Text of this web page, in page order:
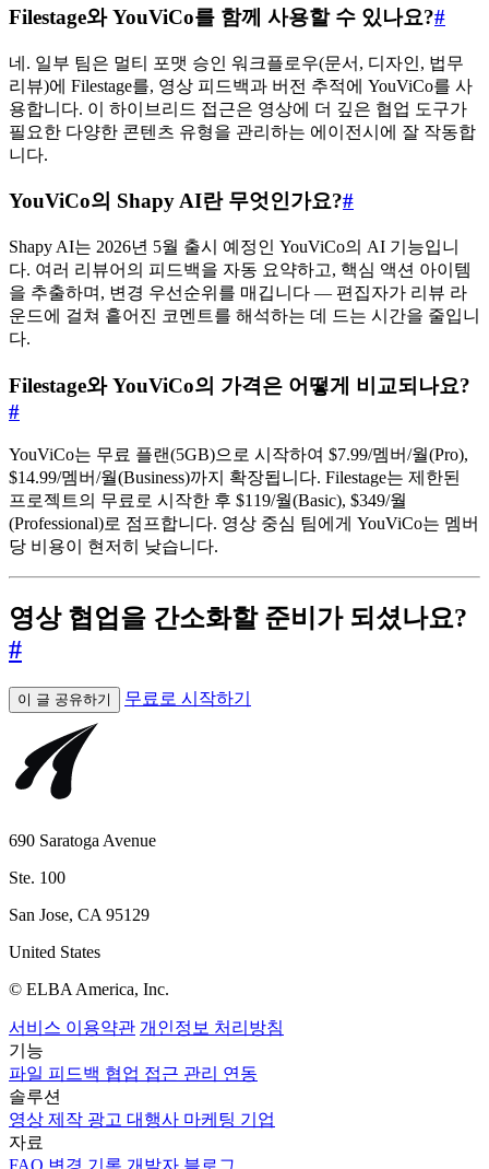
Filestage와 YouViCo를 함께 사용할 수 있나요?#
네. 일부 팀은 멀티 포맷 승인 워크플로우(문서, 디자인, 법무
리뷰)에 Filestage를, 영상 피드백과 버전 추적에 YouViCo를 사
용합니다. 이 하이브리드 접근은 영상에 더 깊은 협업 도구가
필요한 다양한 콘텐츠 유형을 관리하는 에이전시에 잘 작동합
니다.
YouViCo의 Shapy AI란 무엇인가요?#
Shapy AI는 2026년 5월 출시 예정인 YouViCo의 AI 기능입니
다. 여러 리뷰어의 피드백을 자동 요약하고, 핵심 액션 아이템
을 추출하며, 변경 우선순위를 매깁니다 — 편집자가 리뷰 라
운드에 걸쳐 흩어진 코멘트를 해석하는 데 드는 시간을 줄입니
다.
Filestage와 YouViCo의 가격은 어떻게 비교되나요?
#
YouViCo는 무료 플랜(5GB)으로 시작하여 $7.99/멤버/월(Pro),
$14.99/멤버/월(Business)까지 확장됩니다. Filestage는 제한된
프로젝트의 무료로 시작한 후 $119/월(Basic), $349/월
(Professional)로 점프합니다. 영상 중심 팀에게 YouViCo는 멤버
당 비용이 현저히 낮습니다.
영상 협업을 간소화할 준비가 되셨나요?
#
이 글 공유하기 무료로 시작하기
690 Saratoga Avenue
Ste. 100
San Jose, CA 95129
United States
© ELBA America, Inc.
서비스 이용약관 개인정보 처리방침
기능
파일 피드백 협업 접근 관리 연동
솔루션
영상 제작 광고 대행사 마케팅 기업
자료